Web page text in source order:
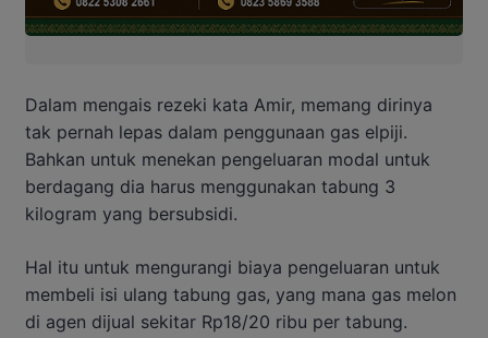
Dalam mengais rezeki kata Amir, memang dirinya
tak pernah lepas dalam penggunaan gas elpiji.
Bahkan untuk menekan pengeluaran modal untuk
berdagang dia harus menggunakan tabung 3
kilogram yang bersubsidi.
Hal itu untuk mengurangi biaya pengeluaran untuk
membeli isi ulang tabung gas, yang mana gas melon
di agen dijual sekitar Rp18/20 ribu per tabung.